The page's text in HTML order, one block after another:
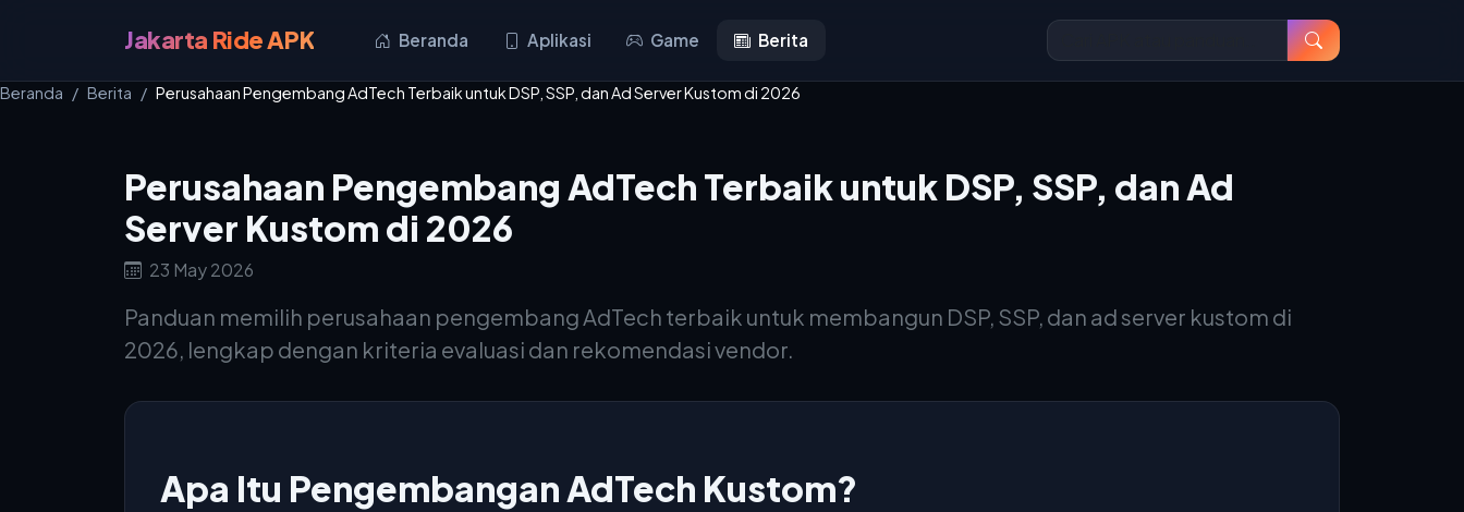
Jakarta Ride APK Beranda Aplikasi Game Berita
Beranda Berita Perusahaan Pengembang AdTech Terbaik untuk DSP, SSP, dan Ad Server Kustom di 2026
Perusahaan Pengembang AdTech Terbaik untuk DSP, SSP, dan Ad
Server Kustom di 2026
23 May 2026
Panduan memilih perusahaan pengembang AdTech terbaik untuk membangun DSP, SSP, dan ad server kustom di
2026, lengkap dengan kriteria evaluasi dan rekomendasi vendor.
Apa Itu Pengembangan AdTech Kustom?